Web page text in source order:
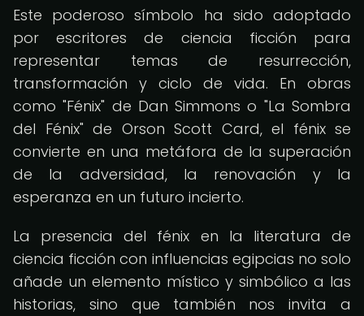
Este poderoso símbolo ha sido adoptado
por escritores de ciencia ficción para
representar temas de resurrección,
transformación y ciclo de vida. En obras
como "Fénix" de Dan Simmons o "La Sombra
del Fénix" de Orson Scott Card, el fénix se
convierte en una metáfora de la superación
de la adversidad, la renovación y la
esperanza en un futuro incierto.
La presencia del fénix en la literatura de
ciencia ficción con influencias egipcias no solo
añade un elemento místico y simbólico a las
historias, sino que también nos invita a